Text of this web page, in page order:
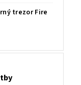
trezor Fire